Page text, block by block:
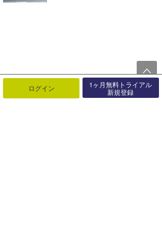
ログイン 1ヶ月無料トライアル
新規登録